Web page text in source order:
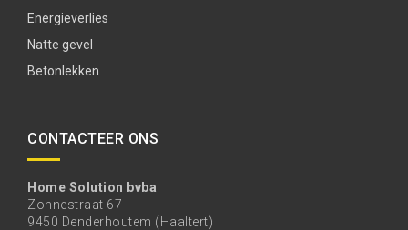
Energieverlies
Natte gevel
Betonlekken
CONTACTEER ONS
Home Solution bvba
Zonnestraat 67
9450 Denderhoutem (Haaltert)